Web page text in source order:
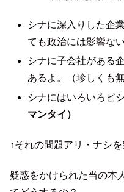
シナに深入りした企
ても政治には影響ない
シナに子会社がある
あるよ。（珍しくも無
シナにはいろいろピ
マンタイ）
↑それの問題アリ・ナシ
疑惑をかけられた当の本